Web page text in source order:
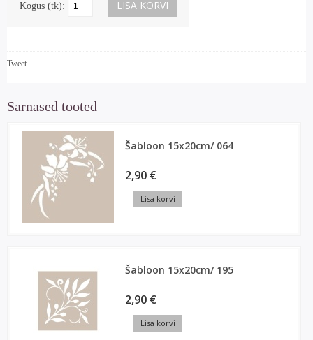
Kogus (tk):
Tweet
Sarnased tooted
Šabloon 15x20cm/ 064
2,90 €
Lisa korvi
Šabloon 15x20cm/ 195
2,90 €
Lisa korvi